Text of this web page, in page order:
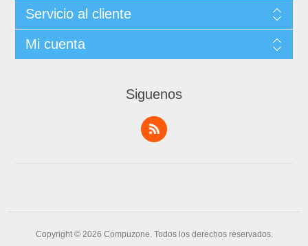
Servicio al cliente
Mi cuenta
Siguenos
Copyright © 2026 Compuzone. Todos los derechos reservados.